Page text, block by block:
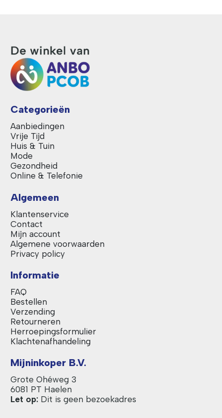
Categorieën
Aanbiedingen
Vrije Tijd
Huis & Tuin
Mode
Gezondheid
Online & Telefonie
Algemeen
Klantenservice
Contact
Mijn account
Algemene voorwaarden
Privacy policy
Informatie
FAQ
Bestellen
Verzending
Retourneren
Herroepingsformulier
Klachtenafhandeling
Mijninkoper B.V.
Grote Ohéweg 3
6081 PT Haelen
Let op: Dit is geen bezoekadres